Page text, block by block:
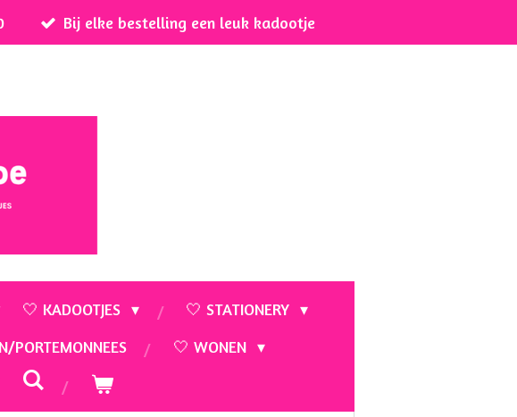
Bij elke bestelling een leuk kadootje
🤍 KADOOTJES
🤍 STATIONERY
PORTEMONNEES
🤍 WONEN